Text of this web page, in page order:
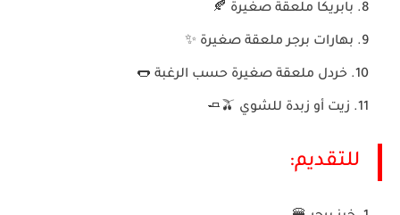
بابريكا ملعقة صغيرة 🍂
بهارات برجر ملعقة صغيرة ✨
خردل ملعقة صغيرة حسب الرغبة 🌭
زيت أو زبدة للشوي 🫒🧈
للتقديم: